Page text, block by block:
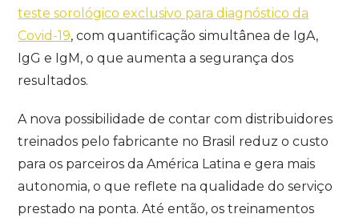
teste sorológico exclusivo para diagnóstico da
Covid-19, com quantificação simultânea de IgA,
IgG e IgM, o que aumenta a segurança dos
resultados.
A nova possibilidade de contar com distribuidores
treinados pelo fabricante no Brasil reduz o custo
para os parceiros da América Latina e gera mais
autonomia, o que reflete na qualidade do serviço
prestado na ponta. Até então, os treinamentos